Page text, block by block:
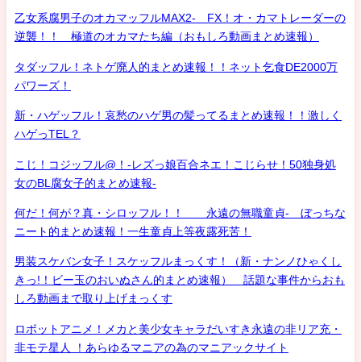
乙女系腐男子のオカマッフルMAX2- FX！オ・カマトレーダーの
逆襲！！ 極道のオカマたち編（おもしろ動画まとめ速報）
タダッフル！ネトゲ廃人的まとめ速報！！ネット乞食DE2000万
パワーズ！
新・ハゲッフル！哀愁のハゲ男の髪ってるまとめ速報！！激しく
ハゲっTEL？
こじ！コジッフル@！-レズっ娘百合ネエ！こじらせ！50独身処
女のBL腐女子的まとめ速報-
何だ！何が？真・シロッフル！！ 永遠の無職童貞- ぼっちな
ニート的まとめ速報！一生童貞上等夜露死苦！
男装スケバン女子！スケッフルまっくす！（新・ナンノひゃくし
きっ!！ビー玉のおいぬさん的まとめ速報） 話題な事件からおも
しろ動画まで取り上げまっくす
ロボットアニメ！メカと美少女キャラだいすき永遠の非リア充・
非モテ星人 ！あらゆるマニアの為のマニアックサイト